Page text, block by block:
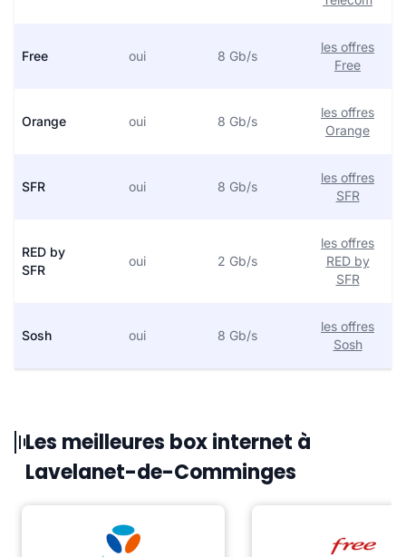
Free oui 8 Gb/s
les offres
Free
Orange oui 8 Gb/s
les offres
Orange
SFR oui 8 Gb/s
les offres
SFR
RED by
SFR
oui 2 Gb/s
les offres
RED by
SFR
Sosh oui 8 Gb/s
les offres
Sosh
Les meilleures box internet à
Lavelanet-de-Comminges